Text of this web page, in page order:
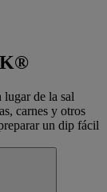
de la sal
carnes y otros
un dip fácil